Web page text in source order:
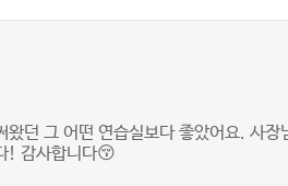
던 그 어떤 연습실보다 좋았어요. 사장
! 감사합니다😚